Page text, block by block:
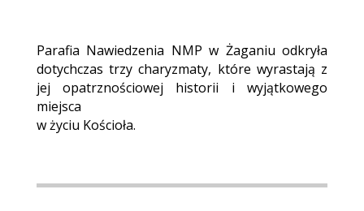
Parafia Nawiedzenia NMP w Żaganiu odkryła
dotychczas trzy charyzmaty, które wyrastają z
jej opatrznościowej historii i wyjątkowego
miejsca
w życiu Kościoła.